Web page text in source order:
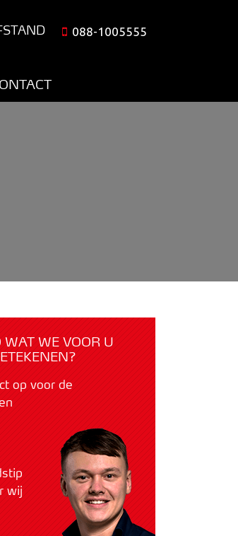
088-1005555
WE VOOR U
op voor de
wij